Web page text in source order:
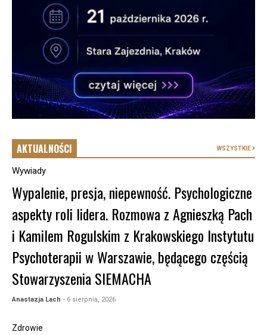
AKTUALNOŚCI WSZYSTKIE
Wywiady
Wypalenie, presja, niepewność. Psychologiczne
aspekty roli lidera. Rozmowa z Agnieszką Pach
i Kamilem Rogulskim z Krakowskiego Instytutu
Psychoterapii w Warszawie, będącego częścią
Stowarzyszenia SIEMACHA
Anastazja Lach - 6 sierpnia, 2026
Zdrowie